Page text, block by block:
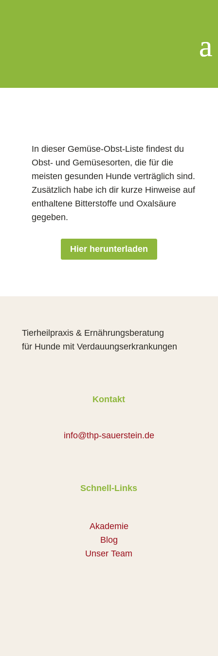
In dieser Gemüse-Obst-Liste findest du
Obst- und Gemüsesorten, die für die
meisten gesunden Hunde verträglich sind.
Zusätzlich habe ich dir kurze Hinweise auf
enthaltene Bitterstoffe und Oxalsäure
gegeben.
Hier herunterladen
Tierheilpraxis & Ernährungsberatung
für Hunde mit Verdauungserkrankungen
Kontakt
info@thp-sauerstein.de
Schnell-Links
Akademie
Blog
Unser Team